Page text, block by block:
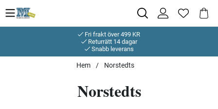
Fri frakt över 499 KR
Returrätt 14 dagar
Snabb leverans
Hem Norstedts
Norstedts